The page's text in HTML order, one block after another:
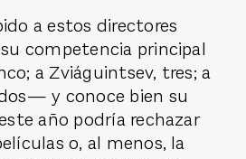
a estos directores
competencia principal
a Zviáguintsev, tres; a
y conoce bien su
año podría rechazar
o, al menos, la